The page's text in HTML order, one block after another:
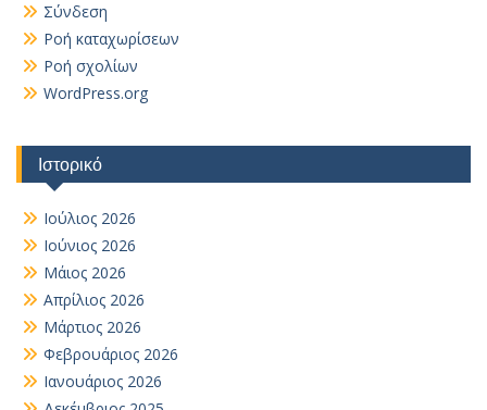
Σύνδεση
Ροή καταχωρίσεων
Ροή σχολίων
WordPress.org
Ιστορικό
Ιούλιος 2026
Ιούνιος 2026
Μάιος 2026
Απρίλιος 2026
Μάρτιος 2026
Φεβρουάριος 2026
Ιανουάριος 2026